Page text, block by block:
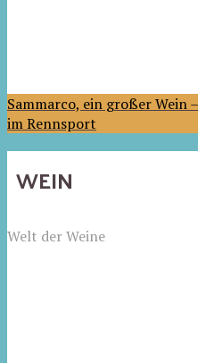
Sammarco, ein großer Wein
im Rennsport
WEIN
Welt der Weine